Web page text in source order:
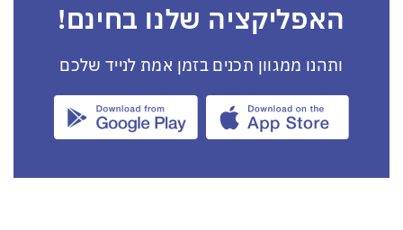
האפליקציה שלנו בחינם!
ותהנו ממגוון תכנים בזמן אמת לנייד שלכם